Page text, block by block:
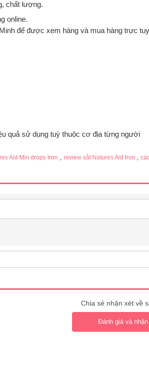
chất lượng.
online.
để được xem hàng và mua hàng trực
quả sử dụng tuỳ thuộc cơ địa từng người
Aid Min drops Iron review sắt Natures Aid Iron
Chia sẻ nhận xét về
Đánh giá và